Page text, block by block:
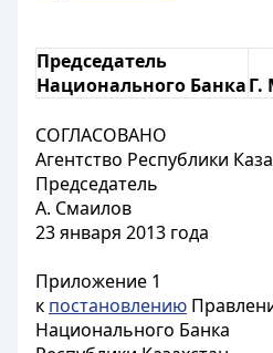
Председатель
Национального БанкаГ.
СОГЛАСОВАНО
Агентство Республики
Председатель
А. Смаилов
23 января 2013 года
Приложение 1
к постановлению
Национального Банка